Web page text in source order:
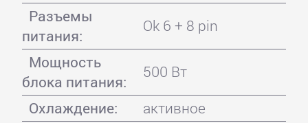
Разъемы
питания:
Ok 6 + 8 pin
Мощность
блока питания:
500 Вт
Охлаждение:
активное